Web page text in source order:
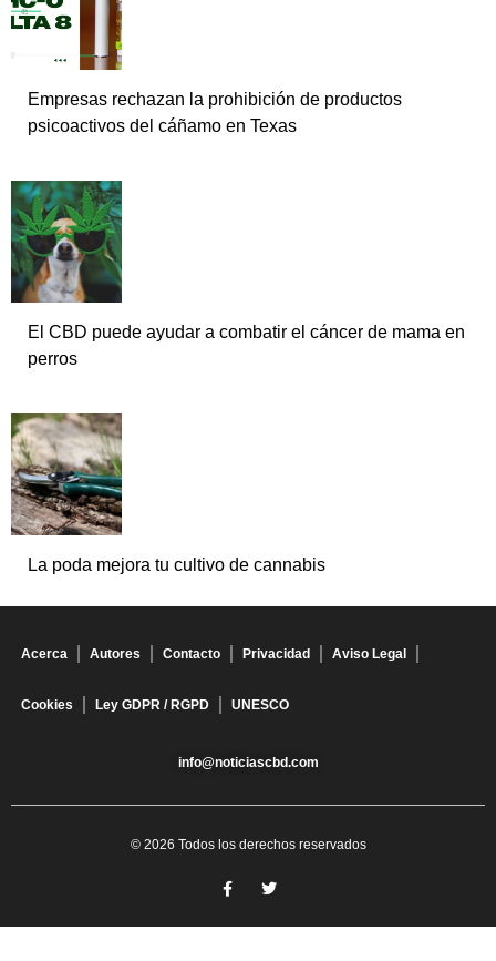
Empresas rechazan la prohibición de productos
psicoactivos del cáñamo en Texas
El CBD puede ayudar a combatir el cáncer de mama en
perros
La poda mejora tu cultivo de cannabis
Acerca Autores Contacto Privacidad Aviso Legal
Cookies Ley GDPR / RGPD UNESCO
info@noticiascbd.com
© 2026 Todos los derechos reservados